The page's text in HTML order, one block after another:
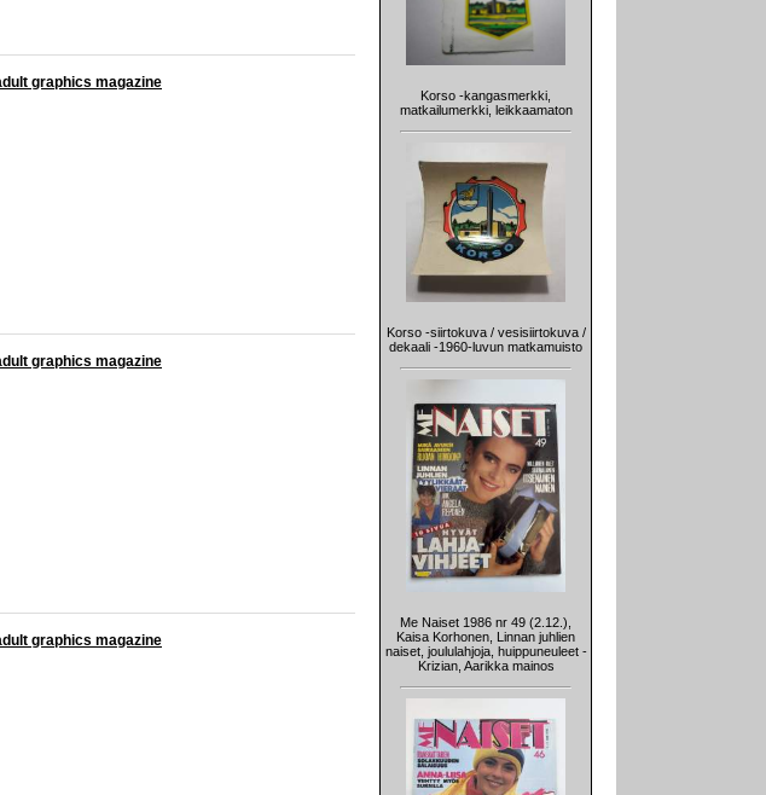
graphics magazine
graphics magazine
graphics magazine
Korso -kangasmerkki,
matkailumerkki, leikkaamaton
Korso -siirtokuva / vesisiirtokuva /
dekaali -1960-luvun matkamuisto
Me Naiset 1986 nr 49 (2.12.),
Kaisa Korhonen, Linnan juhlien
naiset, joululahjoja, huippuneuleet -
Krizian, Aarikka mainos